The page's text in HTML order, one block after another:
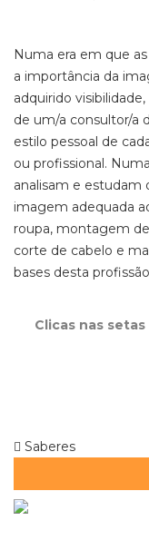
Numa era em que
a importância da
adquirido visibilidade,
de um/a consultor/a
estilo pessoal de
ou profissional.
analisam e estudam
imagem adequada
roupa, montagem de
corte de cabelo e
bases desta
Clicas nas
Saberes